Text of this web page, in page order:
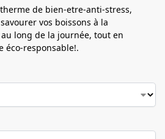
de bien-etre-anti-stress,
vos boissons à la
long de la journée, tout en
éco-responsable!.